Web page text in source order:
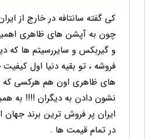
کی گفته سانتافه در خارج از
چون به آپشن های ظاهری
و گیربکس و سایررسیتم ها که
فروشه ، تو بقیه دنیا اول
های ظاهری اون هم هرکسی که
نشون دادن به دیگران !!!! به
ایران پر فروش ترین برند
در تمام قیمت ها .